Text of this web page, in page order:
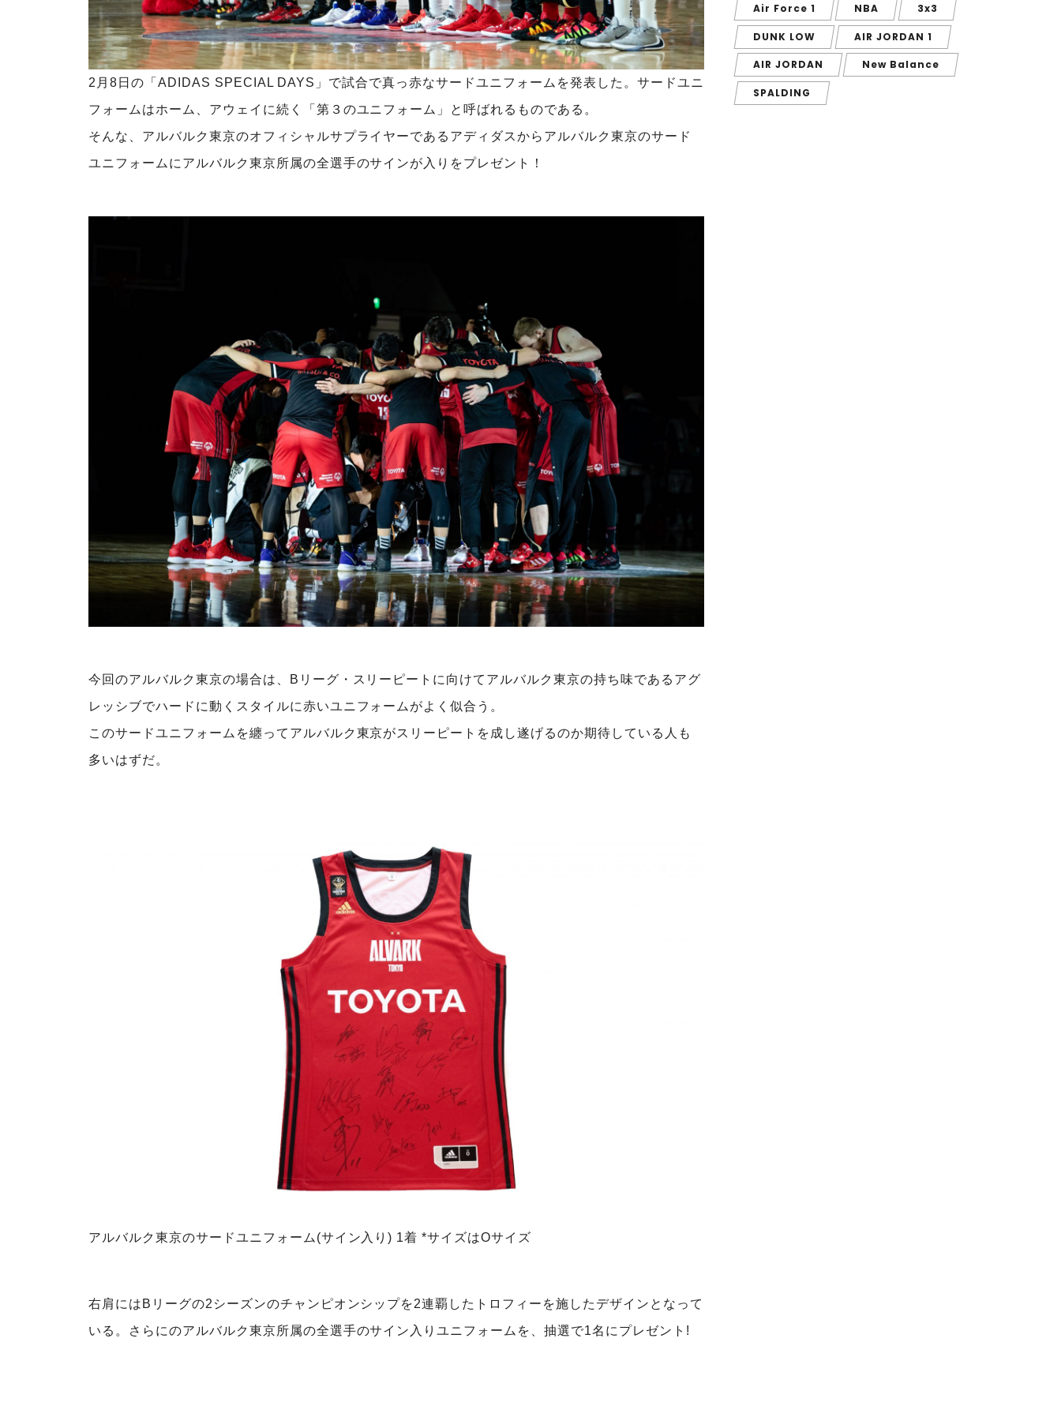
2月8日の「ADIDAS SPECIAL DAYS」で試合で真っ赤なサードユニフォームを発表した。サードユニ
フォームはホーム、アウェイに続く「第３のユニフォーム」と呼ばれるものである。
そんな、アルバルク東京のオフィシャルサプライヤーであるアディダスからアルバルク東京のサード
ユニフォームにアルバルク東京所属の全選手のサインが入りをプレゼント！
今回のアルバルク東京の場合は、Bリーグ・スリーピートに向けてアルバルク東京の持ち味であるアグ
レッシブでハードに動くスタイルに赤いユニフォームがよく似合う。
このサードユニフォームを纏ってアルバルク東京がスリーピートを成し遂げるのか期待している人も
多いはずだ。
アルバルク東京のサードユニフォーム(サイン入り) 1着 *サイズはOサイズ
右肩にはBリーグの2シーズンのチャンピオンシップを2連覇したトロフィーを施したデザインとなって
いる。さらにのアルバルク東京所属の全選手のサイン入りユニフォームを、抽選で1名にプレゼント!
Air Force 1 NBA 3x3
DUNK LOW AIR JORDAN 1
AIR JORDAN New Balance
SPALDING